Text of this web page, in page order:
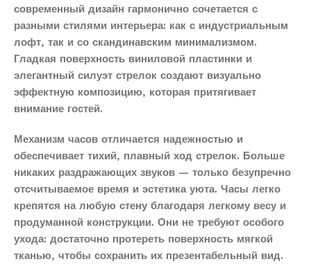
современный дизайн гармонично сочетается с
разными стилями интерьера: как с индустриальным
лофт, так и со скандинавским минимализмом.
Гладкая поверхность виниловой пластинки и
элегантный силуэт стрелок создают визуально
эффектную композицию, которая притягивает
внимание гостей.
Механизм часов отличается надежностью и
обеспечивает тихий, плавный ход стрелок. Больше
никаких раздражающих звуков — только безупречно
отсчитываемое время и эстетика уюта. Часы легко
крепятся на любую стену благодаря легкому весу и
продуманной конструкции. Они не требуют особого
ухода: достаточно протереть поверхность мягкой
тканью, чтобы сохранить их презентабельный вид.